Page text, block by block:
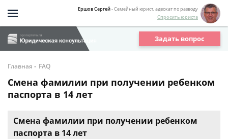
Ершов Сергей- Семейный юрист, адвокат по разводу
Спросить юриста
Задать вопрос
Главная - FAQ
Смена фамилии при получении ребенком
паспорта в 14 лет
Смена фамилии при получении ребенком
паспорта в 14 лет